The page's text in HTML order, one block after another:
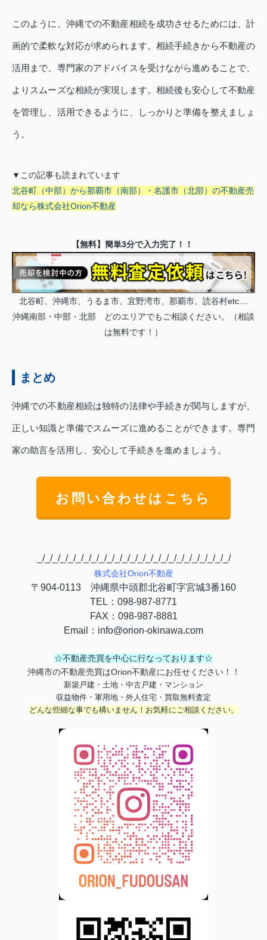
このように、沖縄での不動産相続を成功させるためには、計
画的で柔軟な対応が求められます。相続手続きから不動産の
活用まで、専門家のアドバイスを受けながら進めることで、
よりスムーズな相続が実現します。相続後も安心して不動産
を管理し、活用できるように、しっかりと準備を整えましょ
う。
▼この記事も読まれています
北谷町（中部）から那覇市（南部）・名護市（北部）の不動産売
却なら株式会社Orion不動産
【無料】簡単3分で入力完了！！
北谷町、沖縄市、うるま市、宜野湾市、那覇市、読谷村etc....
沖縄南部・中部・北部 どのエリアでもご相談ください。（相談
は無料です！）
まとめ
沖縄での不動産相続は独特の法律や手続きが関与しますが、
正しい知識と準備でスムーズに進めることができます。専門
家の助言を活用し、安心して手続きを進めましょう。
お問い合わせはこちら
_/_/_/_/_/_/_/_/_/_/_/_/_/_/_/_/_/_/_/_/_/_/_/_/_/
株式会社Orion不動産
〒 904-0113 沖縄県中頭郡北谷町字宮城3番160
TEL ： 098-987-8771
FAX ： 098-987-8881
Email
： info@orion-okinawa.com
☆不動産売買を中心に行なっております☆
沖縄市の不動産売買はOrion不動産にお任せください！！
新築戸建・土地・中古戸建・マンション
収益物件・軍用地・外人住宅・買取無料査定
どんな些細な事でも構いません！お気軽にご相談ください。